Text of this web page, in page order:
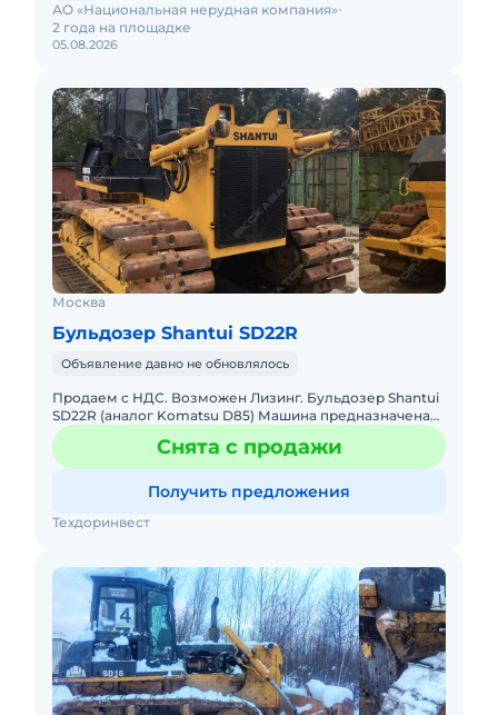
05.08.2026
АО «Национальная нерудная компания»
2 года на площадке
Москва
Бульдозер Shantui SD22R
Объявление давно не обновлялось
Продаем с НДС. Возможен Лизинг. Бульдозер Shantui
SD22R (аналог Komatsu D85) Машина предназначена
для работы на болотистой местности, песчаные
карьеры, глинаСнята с продажи
Получить предложения
Техдоринвест